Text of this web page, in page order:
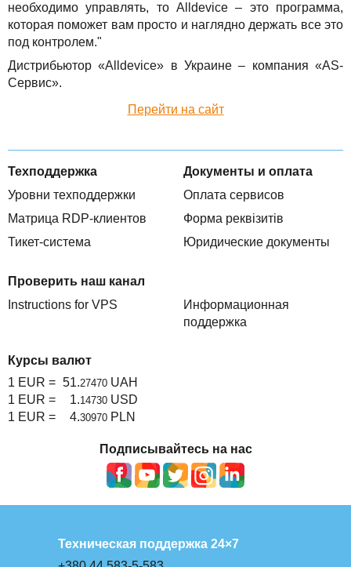
необходимо управлять, то Alldevice – это программа,
которая поможет вам просто и наглядно держать все это
под контролем."
Дистрибьютор «Alldevice» в Украине – компания «AS-
Сервис».
Перейти на сайт
Техподдержка
Уровни техподдержки
Матрица RDP-клиентов
Тикет-система
Документы и оплата
Оплата сервисов
Форма реквізитів
Юридические документы
Проверить наш канал
Instructions for VPS
Информационная
поддержка
Курсы валют
1 EUR = 51.27470 UAH
1 EUR =
1.14730 USD
1 EUR =
4.30970 PLN
Подписывайтесь на нас
Техническая поддержка 24×7